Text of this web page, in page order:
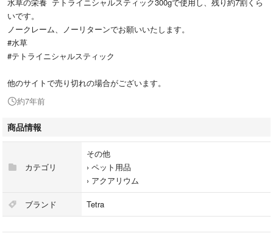
いです。
ノークレーム、ノーリターンでお願いいたします。
#水草
#テトライニシャルスティック
他のサイトで売り切れの場合がございます。
約7年前
商品情報
カテゴリ
その他
› ペット用品
› アクアリウム
ブランド Tetra